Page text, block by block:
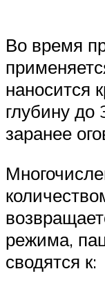
Во время
наносится
глубину
заранее
режима,
сводятся к: